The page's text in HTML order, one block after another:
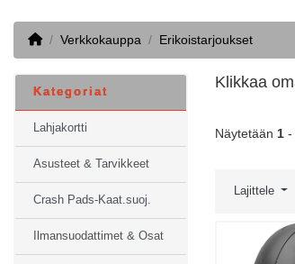
HomeVerkkokauppa Erikoistarjoukset
Klikkaa
Näytetään 1 -
Lajittele
Kategoriat
Lahjakortti
Asusteet & Tarvikkeet
Crash Pads-Kaat.suoj.
Ilmansuodattimet & Osat